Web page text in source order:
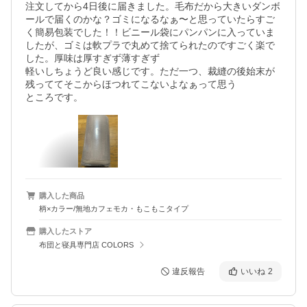
注文してから4日後に届きました。毛布だから大きいダンボ
ールで届くのかな？ゴミになるなぁ〜と思っていたらすご
く簡易包装でした！！ビニール袋にパンパンに入っていま
したが、ゴミは軟プラで丸めて捨てられたのですごく楽で
した。厚味は厚すぎず薄すぎず
軽いしちょうど良い感じです。ただ一つ、裁縫の後始末が
残っててそこからほつれてこないよなぁって思う
ところです。
購入した商品
柄×カラー/無地カフェモカ・もこもこタイプ
購入したストア
布団と寝具専門店 COLORS
違反報告 いいね 2